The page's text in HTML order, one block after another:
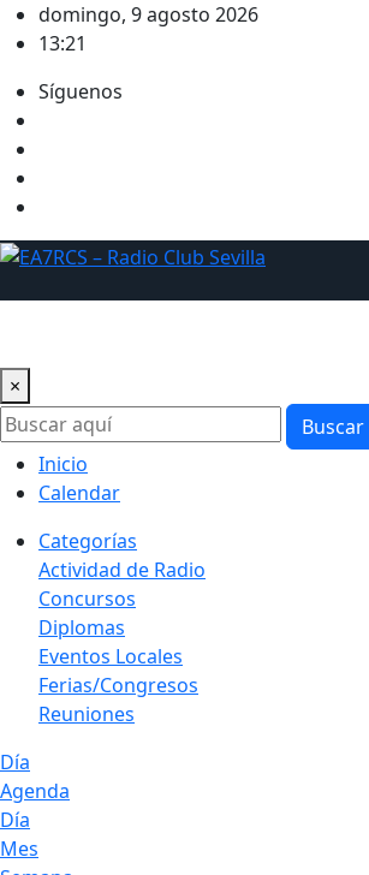
Saltardomingo, 9 agosto 2026
13:21
Síguenos
×
Buscar
Inicio
Calendar
Categorías
Actividad de Radio
Concursos
Diplomas
Eventos Locales
Ferias/Congresos
Reuniones
Día
Agenda
Día
Mes